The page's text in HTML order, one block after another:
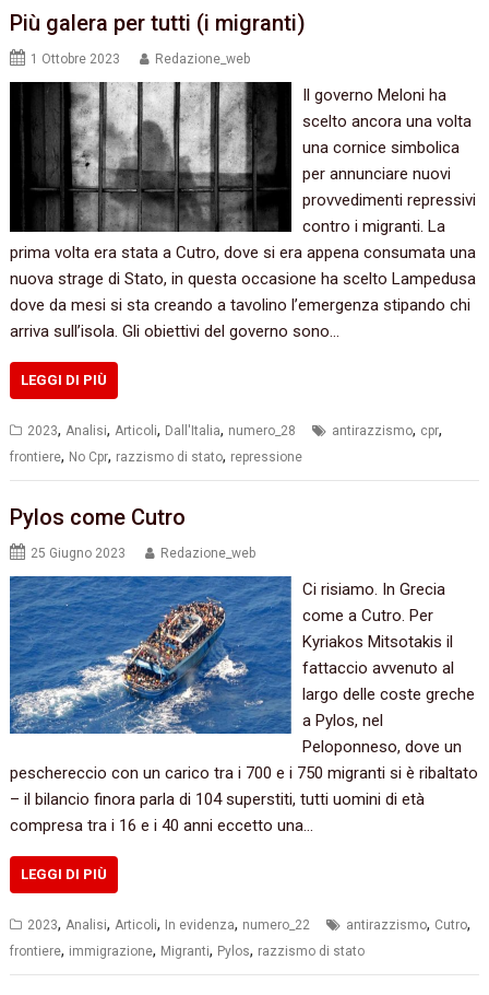
Più galera per tutti (i migranti)
1 Ottobre 2023 Redazione_web
Il governo Meloni ha
scelto ancora una volta
una cornice simbolica
per annunciare nuovi
provvedimenti repressivi
contro i migranti. La
prima volta era stata a Cutro, dove si era appena consumata una
nuova strage di Stato, in questa occasione ha scelto Lampedusa
dove da mesi si sta creando a tavolino l’emergenza stipando chi
arriva sull’isola. Gli obiettivi del governo sono…
LEGGI DI PIÙ
2023,Analisi,Articoli, Dall'Italia, numero_28 antirazzismo, cpr,
frontiere, No Cpr, razzismo di stato, repressione
Pylos come Cutro
25 Giugno 2023 Redazione_web
Ci risiamo. In Grecia
come a Cutro. Per
Kyriakos Mitsotakis il
fattaccio avvenuto al
largo delle coste greche
a Pylos, nel
Peloponneso, dove un
peschereccio con un carico tra i 700 e i 750 migranti si è ribaltato
– il bilancio finora parla di 104 superstiti, tutti uomini di età
compresa tra i 16 e i 40 anni eccetto una…
LEGGI DI PIÙ
2023, Analisi, Articoli, In evidenza, numero_22 antirazzismo, Cutro,
frontiere, immigrazione, Migranti, Pylos, razzismo di stato